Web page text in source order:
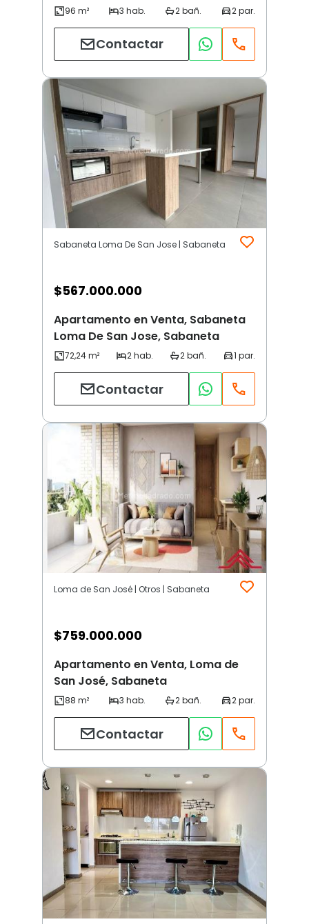
Contactar
Sabaneta Loma De San Jose | Sabaneta
$567.000.000
Apartamento en Venta, Sabaneta
Loma De San Jose, Sabaneta
Contactar
Loma de San José | Otros | Sabaneta
$759.000.000
Apartamento en Venta, Loma de
San José, Sabaneta
Contactar